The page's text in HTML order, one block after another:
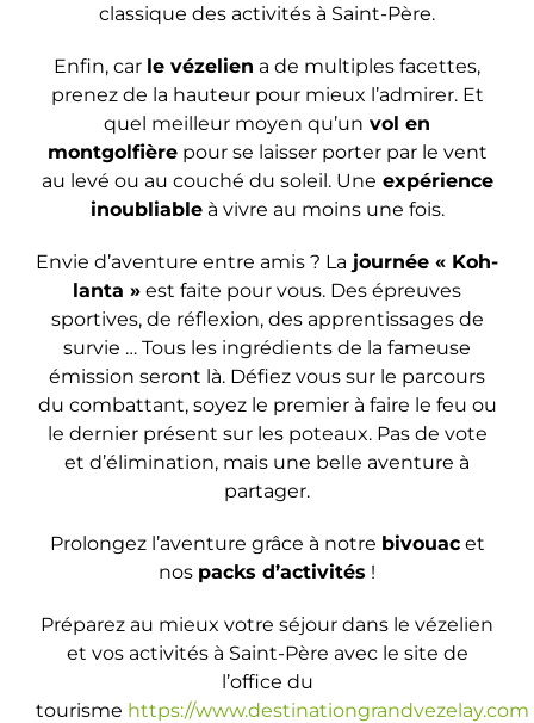
classique des activités à Saint-Père.
Enfin, car le vézelien a de multiples facettes,
prenez de la hauteur pour mieux l’admirer. Et
quel meilleur moyen qu’un vol en
montgolfièrepour se laisser porter par le vent
au levé ou au couché du soleil. Une expérience
inoubliableà vivre au moins une fois.
Envie d’aventure entre amis ? La journée « Koh-
lanta » est faite pour vous. Des épreuves
sportives, de réflexion, des apprentissages de
survie … Tous les ingrédients de la fameuse
émission seront là. Défiez vous sur le parcours
du combattant, soyez le premier à faire le feu ou
le dernier présent sur les poteaux. Pas de vote
et d’élimination, mais une belle aventure à
partager.
Prolongez l’aventure grâce à notre bivouacet
nos packs d’activités !
Préparez au mieux votre séjour dans le vézelien
et vos activités à Saint-Père avec le site de
l’office du
tourisme https://www.destinationgrandvezelay.com